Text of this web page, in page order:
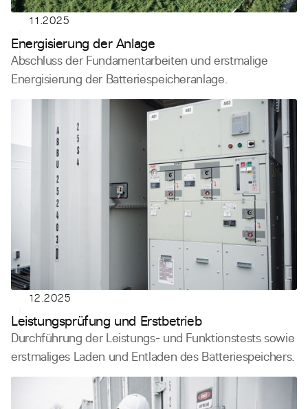
11.2025
Energisierung der Anlage
Abschluss der Fundamentarbeiten und erstmalige
Energisierung der Batteriespeicheranlage.
12.2025
Leistungsprüfung und Erstbetrieb
Durchführung der Leistungs- und Funktionstests sowie
erstmaliges Laden und Entladen des Batteriespeichers.